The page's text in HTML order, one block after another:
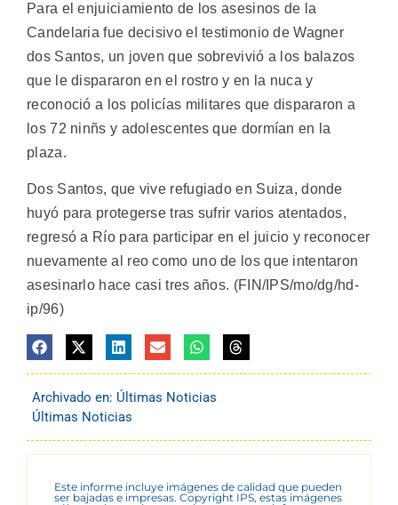
Para el enjuiciamiento de los asesinos de la
Candelaria fue decisivo el testimonio de Wagner
dos Santos, un joven que sobrevivió a los balazos
que le dispararon en el rostro y en la nuca y
reconoció a los policías militares que dispararon a
los 72 ninñs y adolescentes que dormían en la
plaza.
Dos Santos, que vive refugiado en Suiza, donde
huyó para protegerse tras sufrir varios atentados,
regresó a Río para participar en el juicio y reconocer
nuevamente al reo como uno de los que intentaron
asesinarlo hace casi tres años. (FIN/IPS/mo/dg/hd-
ip/96)
Archivado en: Últimas Noticias
Últimas Noticias
Este informe incluye imágenes de calidad que pueden
ser bajadas e impresas. Copyright IPS, estas imágenes